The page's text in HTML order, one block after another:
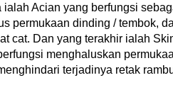
ialah Acian yang berfungsi
permukaan dinding / tembok,
cat. Dan yang terakhir ialah
menghaluskan
terjadinya retak